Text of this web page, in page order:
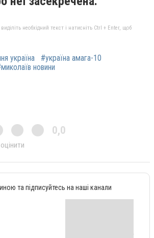
необхідний текст і натисніть Ctrl + Enter, щоб
україна
#україна амага-10
новини
0,0
та підписуйтесь на наші канали